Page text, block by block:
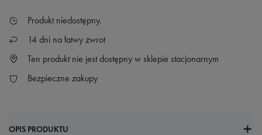
Produkt niedostępny
14 dni na łatwy zwrot
Ten produkt nie jest dostępny w sklepie stacjonarnym
Bezpieczne zakupy
OPIS PRODUKTU